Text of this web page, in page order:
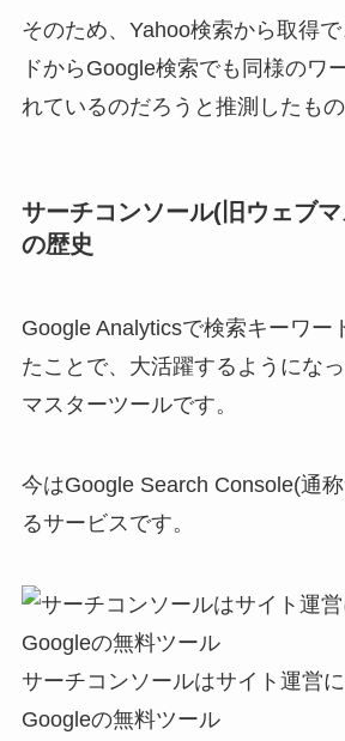
そのため、Yahoo検索から取得
ドからGoogle検索でも同様のワ
れているのだろうと推測したもの
サーチコンソール(旧ウェブ
の歴史
Google Analyticsで検索キーワー
たことで、大活躍するようにな
マスターツールです。
今はGoogle Search Console(通
るサービスです。
サーチコンソールはサイト運営
Googleの無料ツール